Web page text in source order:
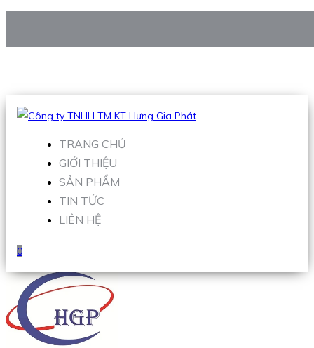
Hotline:0938 906 663
TRANG CHỦ
GIỚI THIỆU
SẢN PHẨM
TIN TỨC
LIÊN HỆ
0